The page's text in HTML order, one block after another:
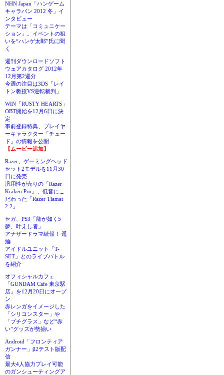
NHN Japan「ハンゲーム
キャラバン 2012 冬」イ
ンタビュー
テーマは「コミュニケー
ション」。イベントの狙
いを“ハンゲ太郎”氏に聞
く
週刊ダウンロードソフト
ウェアカタログ 2012年
12月第2週分
今週の注目は3DS「レイ
トン教授VS逆転裁判」
WIN「RUSTY HEARTS」
OBT開始を12月6日に決
定
事前登録特典、プレイヤ
ーキャラクター「チュー
ド」の情報を公開
【ムービー追加】
Razer、ゲーミングヘッド
セット2モデルを11月30
日に発売
汎用性が売りの「Razer
Kraken Pro」、低音にこ
だわった「Razer Tiamat
2.2」
セガ、PS3「龍が如く5
夢、叶えし者」
アナザードラマ続報！ 遥
編
アイドルユニット「T-
SET」とのライブバトル
を紹介
オフィシャルカフェ
「GUNDAM Cafe 東京駅
店」を12月20日にオープ
ン
赤レンガをイメージした
「シリコンスター」や
「プチグラス」など“赤
い”グッズが勢揃い
Android「フロンティア
ガンナー」β2テスト版配
信
最大4人協力プレイ可能
のガンシューティングア